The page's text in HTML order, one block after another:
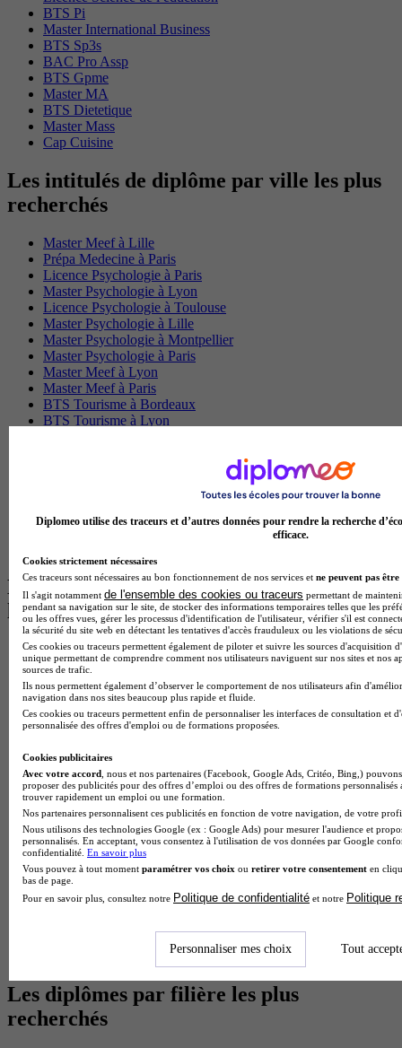
BTS Pi
Master International Business
BTS Sp3s
BAC Pro Assp
BTS Gpme
Master MA
BTS Dietetique
Master Mass
Cap Cuisine
Les intitulés de diplôme par ville les plus
recherchés
Master Meef à Lille
Prépa Medecine à Paris
Licence Psychologie à Paris
Master Psychologie à Lyon
Licence Psychologie à Toulouse
Master Psychologie à Lille
Master Psychologie à Montpellier
Master Psychologie à Paris
Master Meef à Lyon
Master Meef à Paris
BTS Tourisme à Bordeaux
BTS Tourisme à Lyon
BTS Communication à Bordeaux
Master Psychologie à Angers
Les intitulés de diplôme par alternance
les plus recherchés
BTS Esf en alternance
BTS Dietetique en alternance
BTS Mco en alternance
BTS Pi en alternance
BTS Sp3s en alternance
Master CCA en alternance
BTS Sam en alternance
Cap Fleuriste en alternance
BTS Sio en alternance
MSc Marketing Digital en alternance
BTS Gpme en alternance
Cap Electricien en alternance
BTS Gpn en alternance
BTS Domotique en alternance
BAC Pro Agora en alternance
BTS Sta en alternance
Les diplômes par filière les plus
recherchés
Diplomeo utilise des traceurs et d’autres données pour rendre la recherche
efficace.
Cookies strictement nécessaires
Ces traceurs sont nécessaires au bon fonctionnement de nos services et ne peuvent pas être
Il s'agit notamment de l'ensemble des cookies ou traceurs permettant de
pendant sa navigation sur le site, de stocker des informations temporaires telles que les
ou les offres vues, gérer les processus d'identification de l'utilisateur, vérifier s'il est
la sécurité du site web en détectant les tentatives d'accès frauduleux ou les violations de
Ces cookies ou traceurs permettent également de piloter et suivre les sources d'acquisition
unique permettant de comprendre comment nos utilisateurs naviguent sur nos sites et nos
sources de trafic.
Ils nous permettent également d’observer le comportement de nos utilisateurs afin
navigation dans nos sites beaucoup plus rapide et fluide.
Ces cookies ou traceurs permettent enfin de personnaliser les interfaces de consultation et
personnalisée des offres d'emploi ou de formations proposées.
Cookies publicitaires
Avec votre accord , nous et nos partenaires (Facebook, Google Ads, Critéo, Bing,)
proposer des publicités pour des offres d’emploi ou des offres de formations
trouver rapidement un emploi ou une formation.
Nos partenaires personnalisent ces publicités en fonction de votre navigation, de votre
Nous utilisons des technologies Google (ex : Google Ads) pour mesurer l'audience et
personnalisés. En acceptant, vous consentez à l'utilisation de vos données par Google
confidentialité. En savoir plus
Vous pouvez à tout moment paramétrer vos choix ou retirer votre consentement en
bas de page.
Pour en savoir plus, consultez notre Politique de confidentialité et notre Politique
Personnaliser mes choix Tout